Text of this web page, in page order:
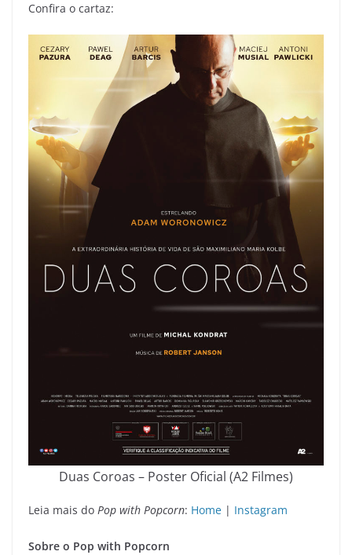
Confira o cartaz:
Duas Coroas – Poster Oficial (A2 Filmes)
Leia mais do Pop with Popcorn: Home | Instagram
Sobre o Pop with Popcorn